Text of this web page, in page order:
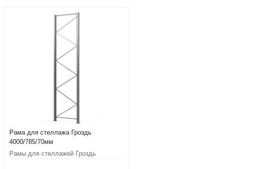
Рама для стеллажа Гроздь
4000/785/70мм
Рамы для стеллажей Гроздь